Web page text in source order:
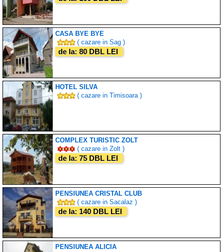
CASA BYE BYE
( cazare in Sag )
de la: 80 DBL LEI
HOTEL SILVA
( cazare in Timisoara )
COMPLEX TURISTIC ZOLT
( cazare in Zolt )
de la: 75 DBL LEI
PENSIUNEA CRISTAL CLUB
( cazare in Sacalaz )
de la: 140 DBL LEI
PENSIUNEA ALICIA